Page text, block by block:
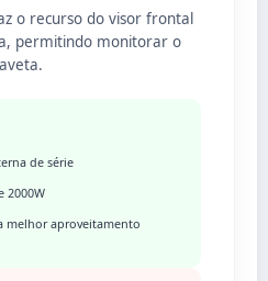
o recurso do visor frontal
permitindo monitorar o
de série
2000W
melhor aproveitamento